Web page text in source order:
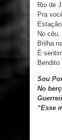
Rio de
Pra
No
Brilha
É
Bendito
Sou
No
“Esse